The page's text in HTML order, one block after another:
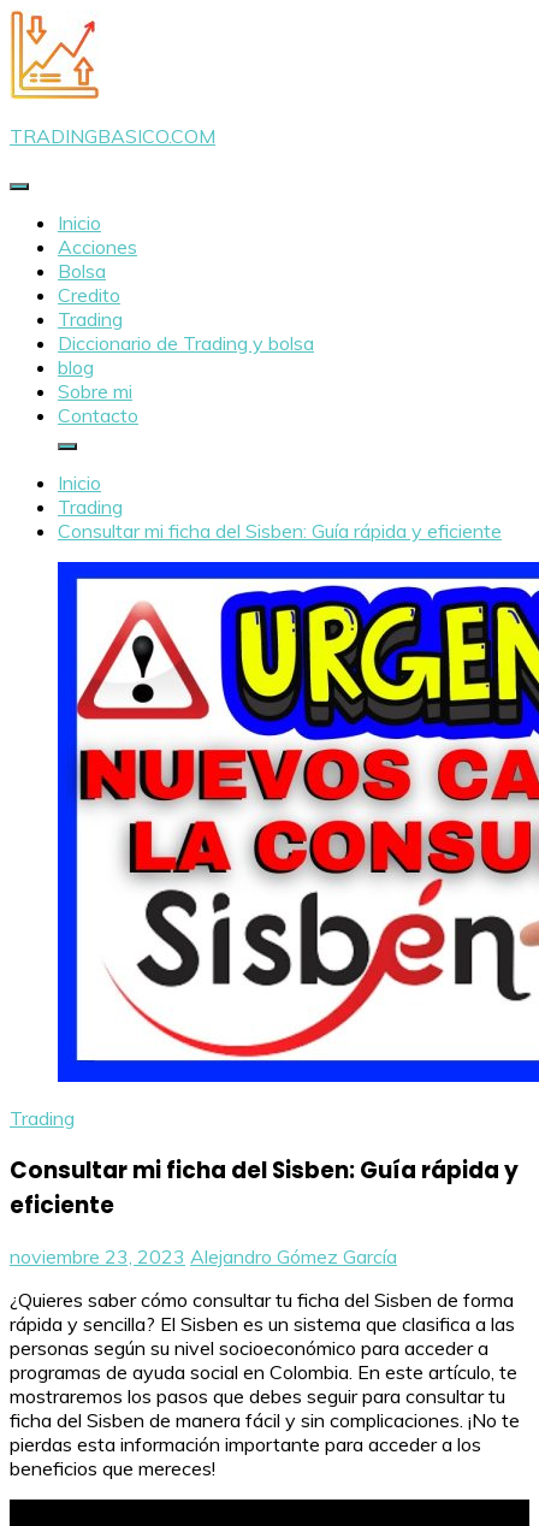
Saltar
al
contenido
TRADINGBASICO.COM
Inicio
Acciones
Bolsa
Credito
Trading
Diccionario de Trading y bolsa
blog
Sobre mi
Contacto
Inicio
Trading
Consultar mi ficha del Sisben: Guía rápida y eficiente
Trading
Consultar mi ficha del Sisben: Guía rápida y
eficiente
noviembre 23, 2023 Alejandro Gómez García
¿Quieres saber cómo consultar tu ficha del Sisben de forma
rápida y sencilla? El Sisben es un sistema que clasifica a las
personas según su nivel socioeconómico para acceder a
programas de ayuda social en Colombia. En este artículo, te
mostraremos los pasos que debes seguir para consultar tu
ficha del Sisben de manera fácil y sin complicaciones. ¡No te
pierdas esta información importante para acceder a los
beneficios que mereces!